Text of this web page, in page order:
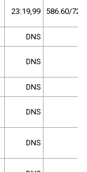
23:19,99 586.60/72,1
DNS
DNS
DNS
DNS
DNS